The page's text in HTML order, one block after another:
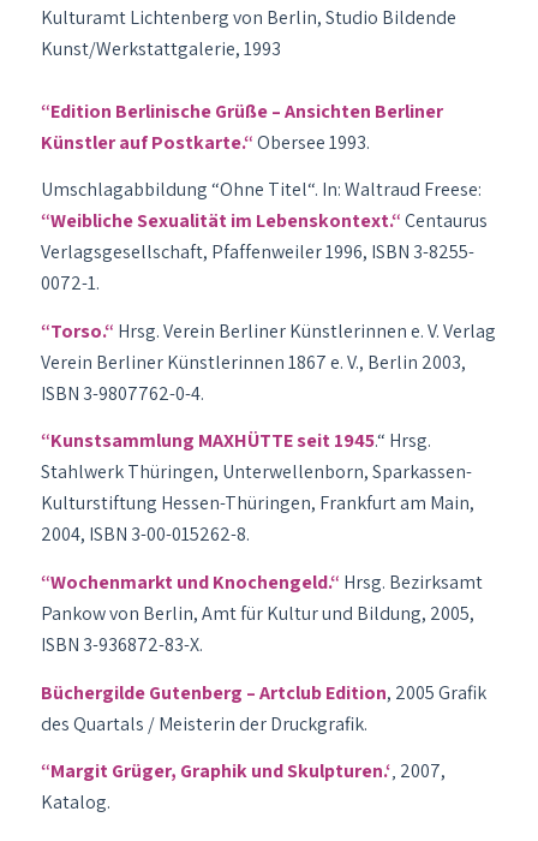
Kulturamt Lichtenberg von Berlin, Studio Bildende
Kunst/Werkstattgalerie, 1993
“Edition Berlinische Grüße – Ansichten Berliner
Künstler auf Postkarte.“Obersee 1993.
Umschlagabbildung “Ohne Titel“. In: Waltraud Freese:
“Weibliche Sexualität im Lebenskontext.“Centaurus
Verlagsgesellschaft, Pfaffenweiler 1996, ISBN 3-8255-
0072-1.
“Torso.“ Hrsg. Verein Berliner Künstlerinnen e. V. Verlag
Verein Berliner Künstlerinnen 1867 e. V., Berlin 2003,
ISBN 3-9807762-0-4.
“Kunstsammlung MAXHÜTTE seit 1945.“ Hrsg.
Stahlwerk Thüringen, Unterwellenborn, Sparkassen-
Kulturstiftung Hessen-Thüringen, Frankfurt am Main,
2004, ISBN 3-00-015262-8.
“Wochenmarkt und Knochengeld.“ Hrsg. Bezirksamt
Pankow von Berlin, Amt für Kultur und Bildung, 2005,
ISBN 3-936872-83-X.
Büchergilde Gutenberg – Artclub Edition, 2005 Grafik
des Quartals / Meisterin der Druckgrafik.
“Margit Grüger, Graphik und Skulpturen.‘‚ 2007,
Katalog.